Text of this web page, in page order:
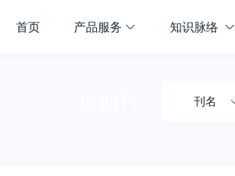
首页 产品服务 知识脉络
刊名